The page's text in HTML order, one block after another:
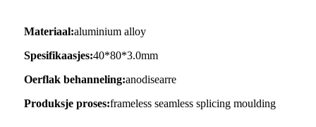
Materiaal:aluminium alloy
Spesifikaasjes:40*80*3.0mm
Oerflak behanneling:anodisearre
Produksje proses:frameless seamless splicing moulding